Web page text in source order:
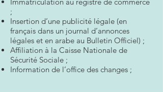
;
Insertion d’une publicité légale (en
français dans un journal d’annonces
légales et en arabe au Bulletin Officiel) ;
Affiliation à la Caisse Nationale de
Sécurité Sociale ;
Information de l’office des changes ;